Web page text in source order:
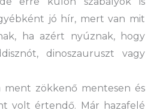
jó hír, mert van mit
ha azért nyúznak, hogy
dinoszauruszt vagy
zökkenő mentesen és
volt értendő. Már hazafelé